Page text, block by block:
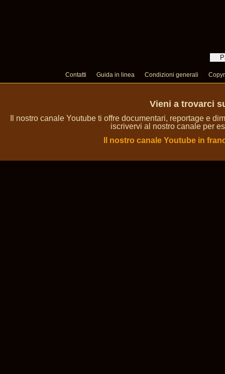
Contatti Guida in linea Condizioni generali
Vieni a trovarci
Il nostro canale Youtube ti offre documentari, reportage e
iscrivervi al nostro canale per
Il nostro canale Youtube in